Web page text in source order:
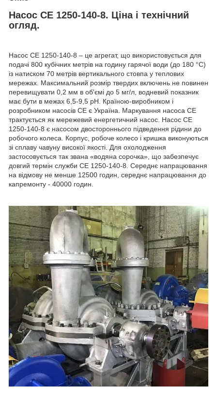
Насос СЕ 1250-140-8. Ціна і технічний
огляд.
Насос СЕ 1250-140-8 – це агрегат, що використовується для
подачі 800 кубічних метрів на годину гарячої води (до 180 °C)
із натиском 70 метрів вертикального стовпа у теплових
мережах. Максимальний розмір твердих включень не повинен
перевищувати 0,2 мм в об'ємі до 5 мг/л, водневий показник
має бути в межах 6,5-9,5 pH. Країною-виробником і
розробником насосів СЕ є Україна. Маркування насоса СЕ
трактується як мережевий енергетичний насос. Насос СЕ
1250-140-8 є насосом двостороннього підведення рідини до
робочого колеса. Корпус, робоче колесо і кришка виконуються
зі сплаву чавуну високої якості. Для охолодження
застосовується так звана «водяна сорочка», що забезпечує
довгий термін служби СЕ 1250-140-8. Середнє напрацювання
на відмову не менше 12500 годин, середнє напрацювання до
капремонту - 40000 годин.